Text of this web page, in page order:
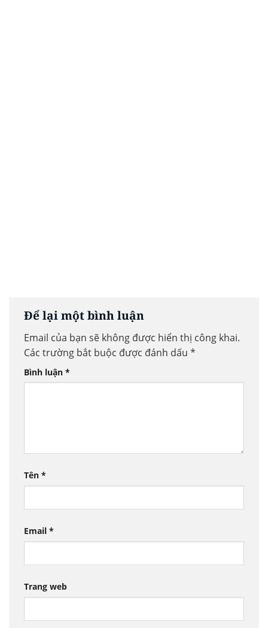
Để lại một bình luận
Email của bạn sẽ không được hiển thị công khai.
Các trường bắt buộc được đánh dấu *
Bình luận *
Tên *
Email *
Trang web